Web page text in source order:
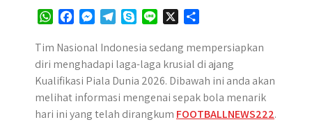
W
a
t
s
A
p
c
e
b
o
s
s
e
n
g
l
e
g
r
y
p
e
n
e
a
r
e
Tim Nasional Indonesia sedang mempersiapkan
diri menghadapi laga-laga krusial di ajang
Kualifikasi Piala Dunia 2026. Dibawah ini anda akan
melihat informasi mengenai sepak bola menarik
hari ini yang telah dirangkum FOOTBALLNEWS222.